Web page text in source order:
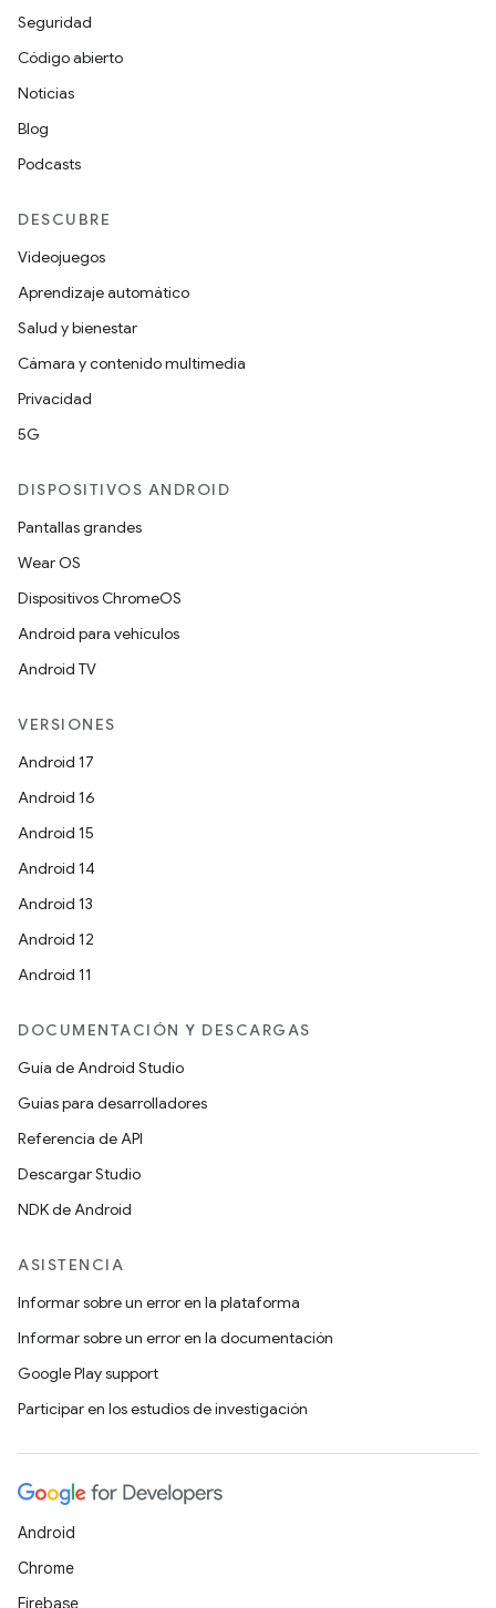
Seguridad
Código abierto
Noticias
Blog
Podcasts
DESCUBRE
Videojuegos
Aprendizaje automático
Salud y bienestar
Cámara y contenido multimedia
Privacidad
5G
DISPOSITIVOS ANDROID
Pantallas grandes
Wear OS
Dispositivos ChromeOS
Android para vehículos
Android TV
VERSIONES
Android 17
Android 16
Android 15
Android 14
Android 13
Android 12
Android 11
DOCUMENTACIÓN Y DESCARGAS
Guía de Android Studio
Guías para desarrolladores
Referencia de API
Descargar Studio
NDK de Android
ASISTENCIA
Informar sobre un error en la plataforma
Informar sobre un error en la documentación
Google Play support
Participar en los estudios de investigación
Android
Chrome
Firebase